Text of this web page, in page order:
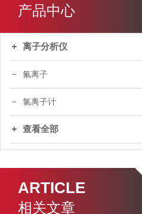
产品中心
离子分析仪
氟离子
氯离子计
查看全部
ARTICLE
相关文章